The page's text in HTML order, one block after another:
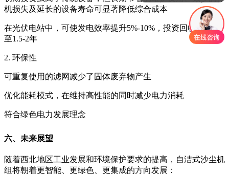
机损失及延长的设备寿命可显著降低综合成本
在光伏电站中，可使发电效率提升5%-10%，投资回收期缩短
至1.5-2年
2. 环保性
可重复使用的滤网减少了固体废弃物产生
优化能耗模式，在维持高性能的同时减少电力消耗
符合绿色电力发展理念
六、未来展望
随着西北地区工业发展和环境保护要求的提高，自洁式沙尘机
组将朝着更智能、更绿色、更集成的方向发展：